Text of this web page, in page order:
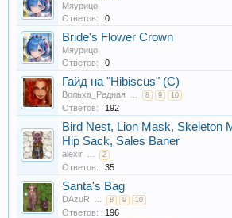
Мяурицо
Ответов:
0
Bride's Flower Crown
Мяурицо
Ответов:
0
Гайд на "Hibiscus" (C)
Вольха_Редная ... 8 9 10
Ответов: 192
Bird Nest, Lion Mask, Skeleton
Hip Sack, Sales Baner
alexir ... 2
Ответов: 35
Santa's Bag
DAzuR ... 8 9 10
Ответов: 196